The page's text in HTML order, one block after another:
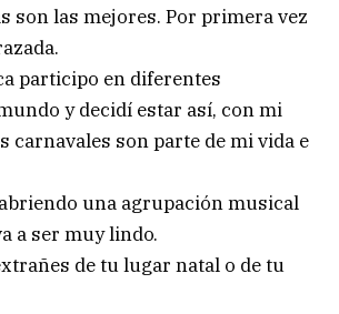
son las mejores. Por primera vez
participo en diferentes
y decidí estar así, con mi
carnavales son parte de mi vida e
una agrupación musical
a ser muy lindo.
de tu lugar natal o de tu